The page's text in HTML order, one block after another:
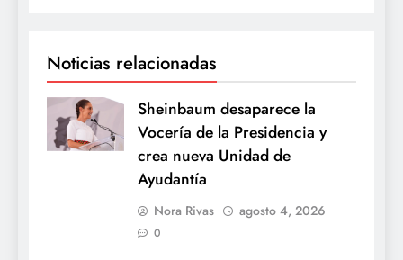
Noticias relacionadas
Sheinbaum desaparece la
Vocería de la Presidencia y
crea nueva Unidad de
Ayudantía
Nora Rivas agosto 4, 2026
0